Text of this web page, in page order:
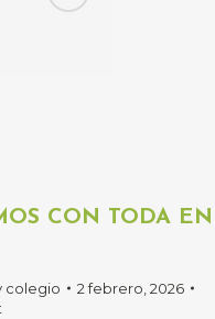
CON TODA
colegio
2 febrero, 2026